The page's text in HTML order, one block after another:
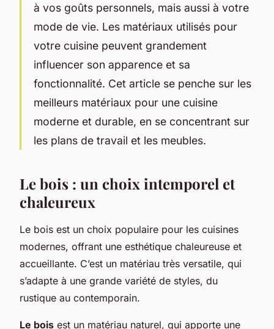
à vos goûts personnels, mais aussi à votre
mode de vie. Les matériaux utilisés pour
votre cuisine peuvent grandement
influencer son apparence et sa
fonctionnalité. Cet article se penche sur les
meilleurs matériaux pour une cuisine
moderne et durable, en se concentrant sur
les plans de travail et les meubles.
Le bois : un choix intemporel et
chaleureux
Le bois est un choix populaire pour les cuisines
modernes, offrant une esthétique chaleureuse et
accueillante. C’est un matériau très versatile, qui
s’adapte à une grande variété de styles, du
rustique au contemporain.
Le bois est un matériau naturel, qui apporte une